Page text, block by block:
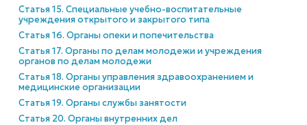
Статья 15. Специальные учебно-воспитательные
учреждения открытого и закрытого типа
Статья 16. Органы опеки и попечительства
Статья 17. Органы по делам молодежи и учреждения
органов по делам молодежи
Статья 18. Органы управления здравоохранением и
медицинские организации
Статья 19. Органы службы занятости
Статья 20. Органы внутренних дел